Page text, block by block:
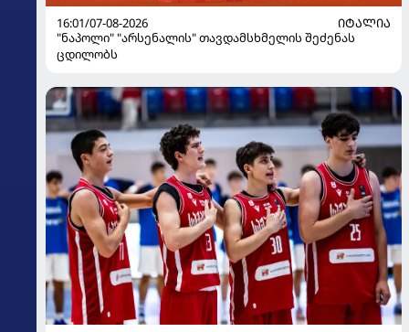
16:01/07-08-2026
ᲘᲢᲐᲚᲘᲐ
"ნაპოლი" "არსენალის" თავდამსხმელის შეძენას
ცდილობს